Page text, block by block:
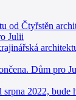
od Čtyřstěn
Julii
Dům pro
2022, bude